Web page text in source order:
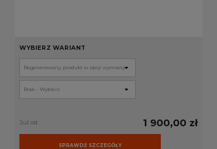
WYBIERZ WARIANT
Już od: 1 900,00 zł
SPRAWDŹ SZCZEGÓŁY